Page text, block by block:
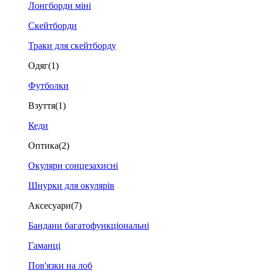
Лонгборди міні
Скейтборди
Траки для скейтборду
Одяг(1)
Футболки
Взуття(1)
Кеди
Оптика(2)
Окуляри сонцезахисні
Шнурки для окулярів
Аксесуари(7)
Бандани багатофункціональні
Гаманці
Пов'язки на лоб